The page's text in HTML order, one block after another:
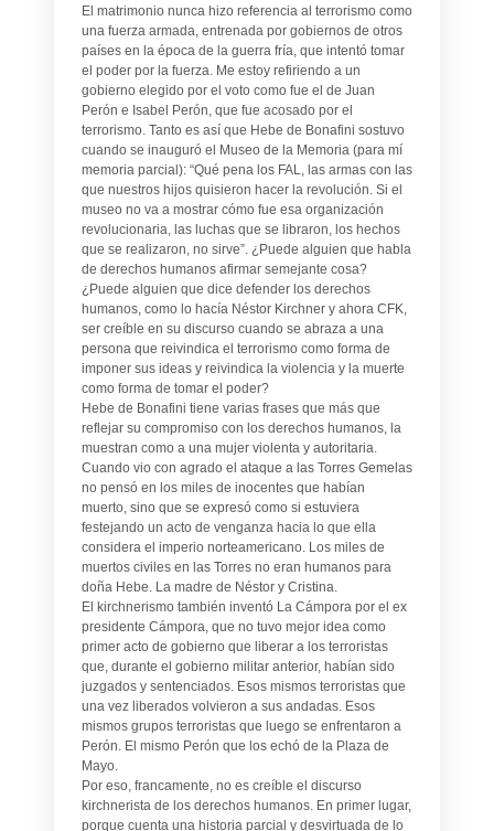
El matrimonio nunca hizo referencia al terrorismo como
una fuerza armada, entrenada por gobiernos de otros
países en la época de la guerra fría, que intentó tomar
el poder por la fuerza. Me estoy refiriendo a un
gobierno elegido por el voto como fue el de Juan
Perón e Isabel Perón, que fue acosado por el
terrorismo. Tanto es así que Hebe de Bonafini sostuvo
cuando se inauguró el Museo de la Memoria (para mí
memoria parcial): “Qué pena los FAL, las armas con las
que nuestros hijos quisieron hacer la revolución. Si el
museo no va a mostrar cómo fue esa organización
revolucionaria, las luchas que se libraron, los hechos
que se realizaron, no sirve”. ¿Puede alguien que habla
de derechos humanos afirmar semejante cosa?
¿Puede alguien que dice defender los derechos
humanos, como lo hacía Néstor Kirchner y ahora CFK,
ser creíble en su discurso cuando se abraza a una
persona que reivindica el terrorismo como forma de
imponer sus ideas y reivindica la violencia y la muerte
como forma de tomar el poder?
Hebe de Bonafini tiene varias frases que más que
reflejar su compromiso con los derechos humanos, la
muestran como a una mujer violenta y autoritaria.
Cuando vio con agrado el ataque a las Torres Gemelas
no pensó en los miles de inocentes que habían
muerto, sino que se expresó como si estuviera
festejando un acto de venganza hacia lo que ella
considera el imperio norteamericano. Los miles de
muertos civiles en las Torres no eran humanos para
doña Hebe. La madre de Néstor y Cristina.
El kirchnerismo también inventó La Cámpora por el ex
presidente Cámpora, que no tuvo mejor idea como
primer acto de gobierno que liberar a los terroristas
que, durante el gobierno militar anterior, habían sido
juzgados y sentenciados. Esos mismos terroristas que
una vez liberados volvieron a sus andadas. Esos
mismos grupos terroristas que luego se enfrentaron a
Perón. El mismo Perón que los echó de la Plaza de
Mayo.
Por eso, francamente, no es creíble el discurso
kirchnerista de los derechos humanos. En primer lugar,
porque cuenta una historia parcial y desvirtuada de lo